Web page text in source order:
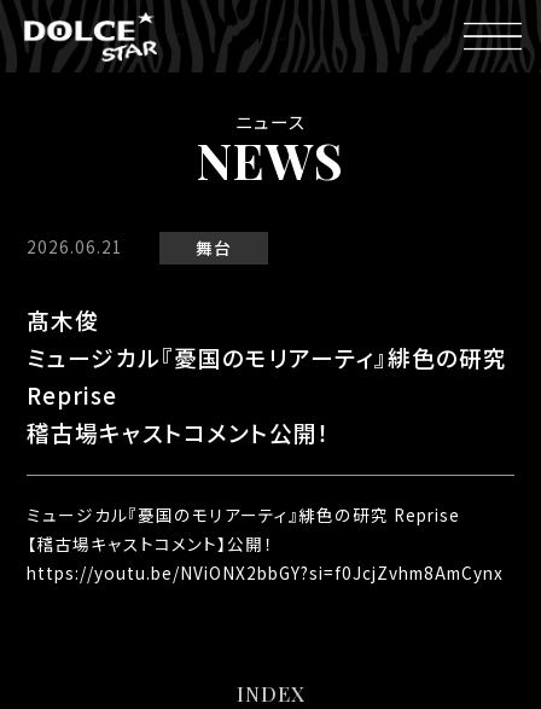
ニュース
NEWS
2026.06.21 舞台
髙木俊
ミュージカル『憂国のモリアーティ』緋色の研究
Reprise
稽古場キャストコメント公開！
ミュージカル『憂国のモリアーティ』緋色の研究 Reprise
【稽古場キャストコメント】公開！
https://youtu.be/NViONX2bbGY?si=f0JcjZvhm8AmCynx
INDEX